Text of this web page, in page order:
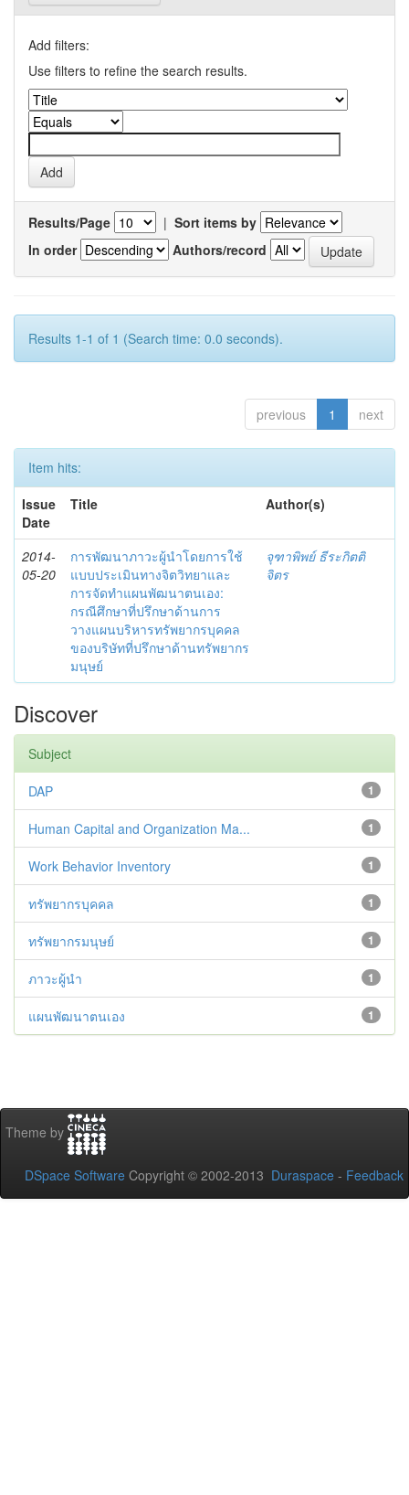
Add filters:
Use filters to refine the search results.
Results/Page | Sort items by
In order
Authors/record
Results 1-1 of 1 (Search time: 0.0 seconds).
previous 1 next
Item hits:
Issue
Date
Title Author(s)
2014-
05-20
การพัฒนาภาวะผู้นำโดยการใช้
แบบประเมินทางจิตวิทยาและ
การจัดทำแผนพัฒนาตนเอง:
กรณีศึกษาที่ปรึกษาด้านการ
วางแผนบริหารทรัพยากรบุคคล
ของบริษัทที่ปรึกษาด้านทรัพยากร
มนุษย์
จุฑาพิพย์ ธีระกิตติ
จิตร
Discover
Subject
1
DAP
1
Human Capital and Organization Ma...
1
Work Behavior Inventory
1
ทรัพยากรบุคคล
1
ทรัพยากรมนุษย์
1
ภาวะผู้นำ
1
แผนพัฒนาตนเอง
Theme by
DSpace Software Copyright © 2002-2013 Duraspace - Feedback